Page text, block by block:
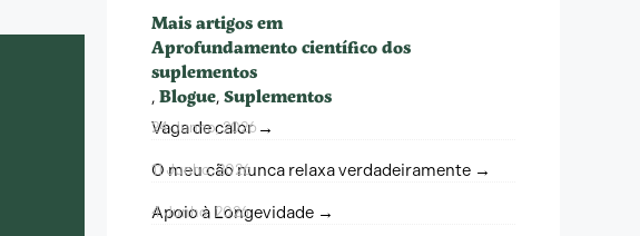
Mais artigos em
Aprofundamento científico dos
suplementos
, Blogue, Suplementos
Vaga de calor →
24 Junho, 2026
O meu cão nunca relaxa verdadeiramente →
11 Junho, 2026
Apoio à Longevidade →
4 Junho, 2026